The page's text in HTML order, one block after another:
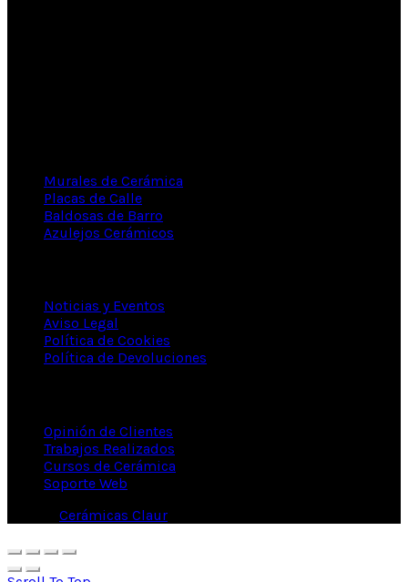
Murales de Cerámica
Placas de Calle
Baldosas de Barro
Azulejos Cerámicos
Noticias y Eventos
Aviso Legal
Política de Cookies
Política de Devoluciones
Opinión de Clientes
Trabajos Realizados
Cursos de Cerámica
Soporte Web
Cerámicas Claur